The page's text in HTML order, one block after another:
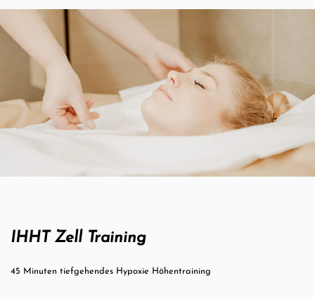
IHHT Zell Training
45 Minuten tiefgehendes Hypoxie Höhentraining